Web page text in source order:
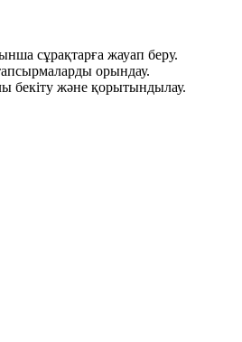
сұрақтарға жауап беру.
орындау.
бекіту және қорытындылау.